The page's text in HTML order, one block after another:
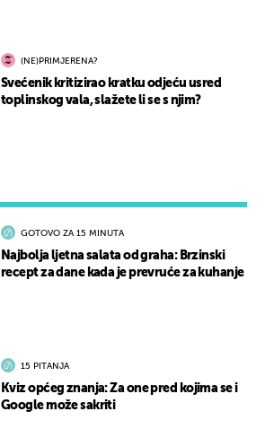
GOTOVO ZA 15 MINUTA
Najbolja ljetna salata od graha: Brzinski
recept za dane kada je prevruće za kuhanje
15 PITANJA
Kviz općeg znanja: Za one pred kojima se i
Google može sakriti
(NE)PRIMJERENA?
Svećenik kritizirao kratku odjeću usred
toplinskog vala, slažete li se s njim?